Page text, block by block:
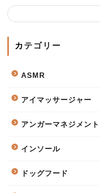
カテゴリー
ASMR
アイマッサージャー
アンガーマネジメント
インソール
ドッグフード